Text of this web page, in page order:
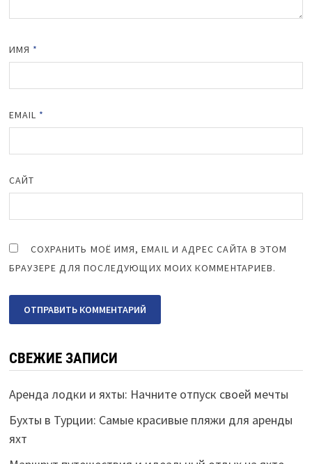
ИМЯ *
EMAIL *
САЙТ
СОХРАНИТЬ МОЁ ИМЯ, EMAIL И АДРЕС САЙТА В ЭТОМ
БРАУЗЕРЕ ДЛЯ ПОСЛЕДУЮЩИХ МОИХ КОММЕНТАРИЕВ.
СВЕЖИЕ ЗАПИСИ
Аренда лодки и яхты: Начните отпуск своей мечты
Бухты в Турции: Самые красивые пляжи для аренды
яхт